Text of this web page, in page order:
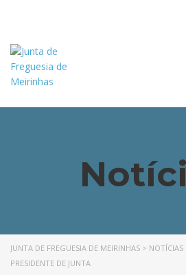
JUNTA DE FREGUESIA DE MEIRINHAS > NOTÍCIAS
PRESIDENTE DE JUNTA